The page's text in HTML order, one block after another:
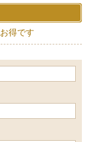
得です